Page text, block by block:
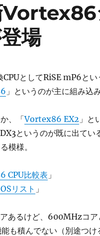
場
としてRiSE mP6とい
」というのが主に組み込
、「Vortex86 EX2 」と
というのが既に出てい
模様。
CPU比較表 」
リスト 」
あるけど、600MHzコ
も積んでない（別途つ